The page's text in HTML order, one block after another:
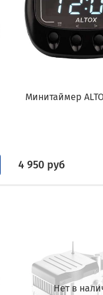
Минитаймер
4 950 руб
Нет в